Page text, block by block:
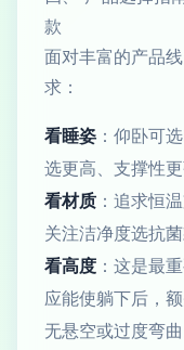
款
面对丰富的产品
求：
看睡姿 ：仰卧可
选更高、支撑性
看材质 ：追求恒
关注洁净度选抗菌
看高度 ：这是最
应能使躺下后，
无悬空或过度弯曲